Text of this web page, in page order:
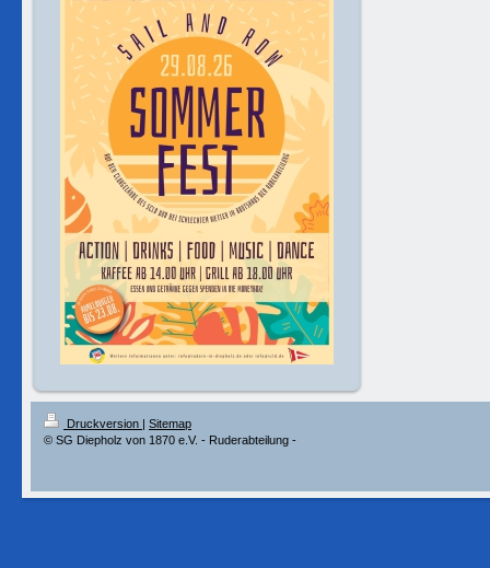
Druckversion | Sitemap
© SG Diepholz von 1870 e.V. - Ruderabteilung -